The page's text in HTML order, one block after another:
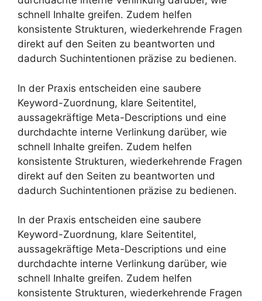
schnell Inhalte greifen. Zudem helfen
konsistente Strukturen, wiederkehrende Fragen
direkt auf den Seiten zu beantworten und
dadurch Suchintentionen präzise zu bedienen.
In der Praxis entscheiden eine saubere
Keyword-Zuordnung, klare Seitentitel,
aussagekräftige Meta-Descriptions und eine
durchdachte interne Verlinkung darüber, wie
schnell Inhalte greifen. Zudem helfen
konsistente Strukturen, wiederkehrende Fragen
direkt auf den Seiten zu beantworten und
dadurch Suchintentionen präzise zu bedienen.
In der Praxis entscheiden eine saubere
Keyword-Zuordnung, klare Seitentitel,
aussagekräftige Meta-Descriptions und eine
durchdachte interne Verlinkung darüber, wie
schnell Inhalte greifen. Zudem helfen
konsistente Strukturen, wiederkehrende Fragen